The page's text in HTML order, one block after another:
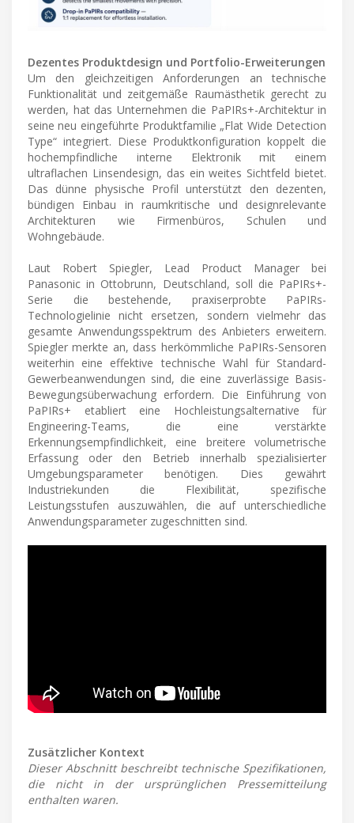
Dezentes Produktdesign und Portfolio-Erweiterungen
Um den gleichzeitigen Anforderungen an technische
Funktionalität und zeitgemäße Raumästhetik gerecht zu
werden, hat das Unternehmen die PaPIRs+-Architektur in
seine neu eingeführte Produktfamilie „Flat Wide Detection
Type“ integriert. Diese Produktkonfiguration koppelt die
hochempfindliche interne Elektronik mit einem
ultraflachen Linsendesign, das ein weites Sichtfeld bietet.
Das dünne physische Profil unterstützt den dezenten,
bündigen Einbau in raumkritische und designrelevante
Architekturen wie Firmenbüros, Schulen und
Wohngebäude.
Laut Robert Spiegler, Lead Product Manager bei
Panasonic in Ottobrunn, Deutschland, soll die PaPIRs+-
Serie die bestehende, praxiserprobte PaPIRs-
Technologielinie nicht ersetzen, sondern vielmehr das
gesamte Anwendungsspektrum des Anbieters erweitern.
Spiegler merkte an, dass herkömmliche PaPIRs-Sensoren
weiterhin eine effektive technische Wahl für Standard-
Gewerbeanwendungen sind, die eine zuverlässige Basis-
Bewegungsüberwachung erfordern. Die Einführung von
PaPIRs+ etabliert eine Hochleistungsalternative für
Engineering-Teams, die eine verstärkte
Erkennungsempfindlichkeit, eine breitere volumetrische
Erfassung oder den Betrieb innerhalb spezialisierter
Umgebungsparameter benötigen. Dies gewährt
Industriekunden die Flexibilität, spezifische
Leistungsstufen auszuwählen, die auf unterschiedliche
Anwendungsparameter zugeschnitten sind.
Zusätzlicher Kontext
Dieser Abschnitt beschreibt technische Spezifikationen,
die nicht in der ursprünglichen Pressemitteilung
enthalten waren.